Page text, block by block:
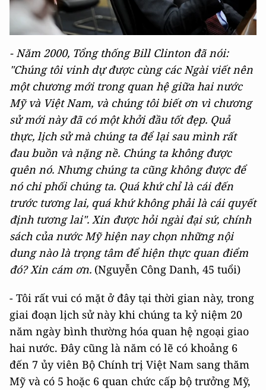
- Năm 2000, Tổng thống Bill Clinton đã nói:
"Chúng tôi vinh dự được cùng các Ngài viết nên
một chương mới trong quan hệ giữa hai nước
Mỹ và Việt Nam, và chúng tôi biết ơn vì chương
sử mới này đã có một khởi đầu tốt đẹp. Quả
thực, lịch sử mà chúng ta để lại sau mình rất
đau buồn và nặng nề. Chúng ta không được
quên nó. Nhưng chúng ta cũng không được để
nó chi phối chúng ta. Quá khứ chỉ là cái đến
trước tương lai, quá khứ không phải là cái quyết
định tương lai". Xin được hỏi ngài đại sứ, chính
sách của nước Mỹ hiện nay chọn những nội
dung nào là trọng tâm để hiện thực quan điểm
đó? Xin cám ơn. (Nguyễn Công Danh, 45 tuổi)
- Tôi rất vui có mặt ở đây tại thời gian này, trong
giai đoạn lịch sử này khi chúng ta kỷ niệm 20
năm ngày bình thường hóa quan hệ ngoại giao
hai nước. Đây cũng là năm có lẽ có khoảng 6
đến 7 ủy viên Bộ Chính trị Việt Nam sang thăm
Mỹ và có 5 hoặc 6 quan chức cấp bộ trưởng Mỹ,